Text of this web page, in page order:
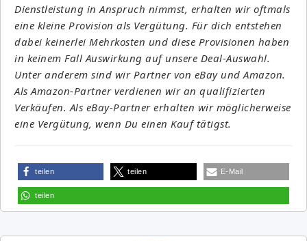
Dienstleistung in Anspruch nimmst, erhalten wir oftmals
eine kleine Provision als Vergütung. Für dich entstehen
dabei keinerlei Mehrkosten und diese Provisionen haben
in keinem Fall Auswirkung auf unsere Deal-Auswahl.
Unter anderem sind wir Partner von eBay und Amazon.
Als Amazon-Partner verdienen wir an qualifizierten
Verkäufen. Als eBay-Partner erhalten wir möglicherweise
eine Vergütung, wenn Du einen Kauf tätigst.
teilen teilen E-Mail
teilen